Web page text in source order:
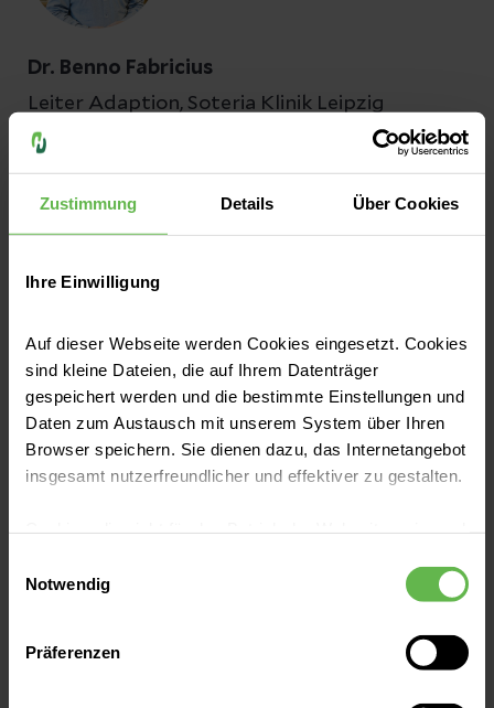
Zustimmung Details Über Cookies
Ihre Einwilligung
Auf dieser Webseite werden Cookies eingesetzt. Cookies
sind kleine Dateien, die auf Ihrem Datenträger
gespeichert werden und die bestimmte Einstellungen und
Daten zum Austausch mit unserem System über Ihren
Browser speichern. Sie dienen dazu, das Internetangebot
insgesamt nutzerfreundlicher und effektiver zu gestalten.
eingesetzt werden.
Es steht Ihnen frei, unsere Seite mit nur den notwendigen
Cookies zu benutzen, eine individuelle Auswahl
Notwendig
Präferenzen
Dr. Benno Fabricius
Leiter Adaption, Soteria Klinik Leipzig
Sozialdienst
Luise Zippel
Sozialarbeiterin Bereich 2, Soteria Klinik
Leipzig
Melanie Weinert